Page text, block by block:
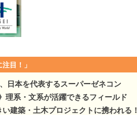
注目！」
日本を代表するスーパーゼネコン
理系・文系が活躍できるフィールド
建築・土木プロジェクトに携われる！